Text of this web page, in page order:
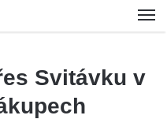
Svitávku v